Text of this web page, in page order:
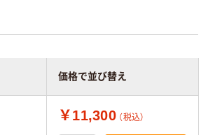
価格で並び替え
￥11,300 （税込）